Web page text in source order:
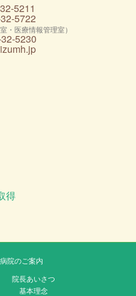
5211
5722
・医療情報管理室）
得
病院のご案内
院長あいさつ
基本理念